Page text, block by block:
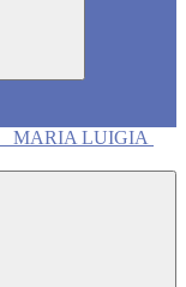
MARIA LUIGIA